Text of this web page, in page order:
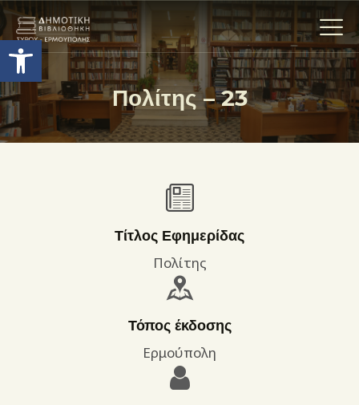
Ανοίξτε τη γραμμή εργαλείων
Πολίτης – 23
Η ΒΙΒΛΙΟΘΗΚΗ
ΟΙ ΣΥΛΛΟΓΈΣ
ΔΡΑΣΤΗΡΙΟΤΗΤΕΣ
ΕΠΙΚΟΙΝΩΝΊΑ
ΌΡΟΙ ΧΡΉΣΗΣ
Τίτλος Εφημερίδας
Πολίτης
Τόπος έκδοσης
Ερμούπολη